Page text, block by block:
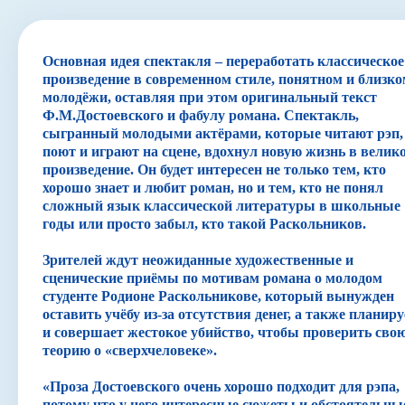
Основная идея спектакля – переработать классическое
произведение в современном стиле, понятном и
молодёжи, оставляя при этом оригинальный текст
Ф.М.Достоевского и фабулу романа. Спектакль,
сыгранный молодыми актёрами, которые читают рэп,
поют и играют на сцене, вдохнул новую жизнь в
произведение. Он будет интересен не только тем, кто
хорошо знает и любит роман, но и тем, кто не понял
сложный язык классической литературы в школьные
годы или просто забыл, кто такой Раскольников.
Зрителей ждут неожиданные художественные и
сценические приёмы по мотивам романа о молодом
студенте Родионе Раскольникове, который вынужден
оставить учёбу из-за отсутствия денег, а также
и совершает жестокое убийство, чтобы проверить
теорию о «сверхчеловеке».
«Проза Достоевского очень хорошо подходит для рэпа,